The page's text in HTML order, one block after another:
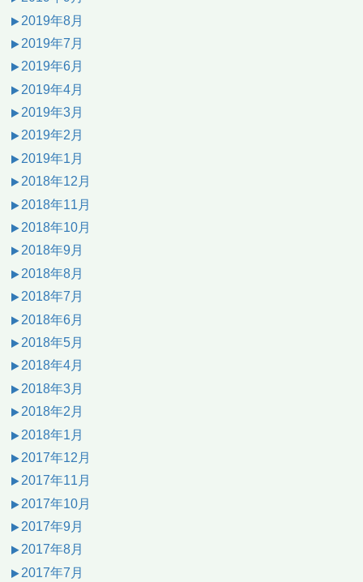
2019年8月
2019年7月
2019年6月
2019年4月
2019年3月
2019年2月
2019年1月
2018年12月
2018年11月
2018年10月
2018年9月
2018年8月
2018年7月
2018年6月
2018年5月
2018年4月
2018年3月
2018年2月
2018年1月
2017年12月
2017年11月
2017年10月
2017年9月
2017年8月
2017年7月